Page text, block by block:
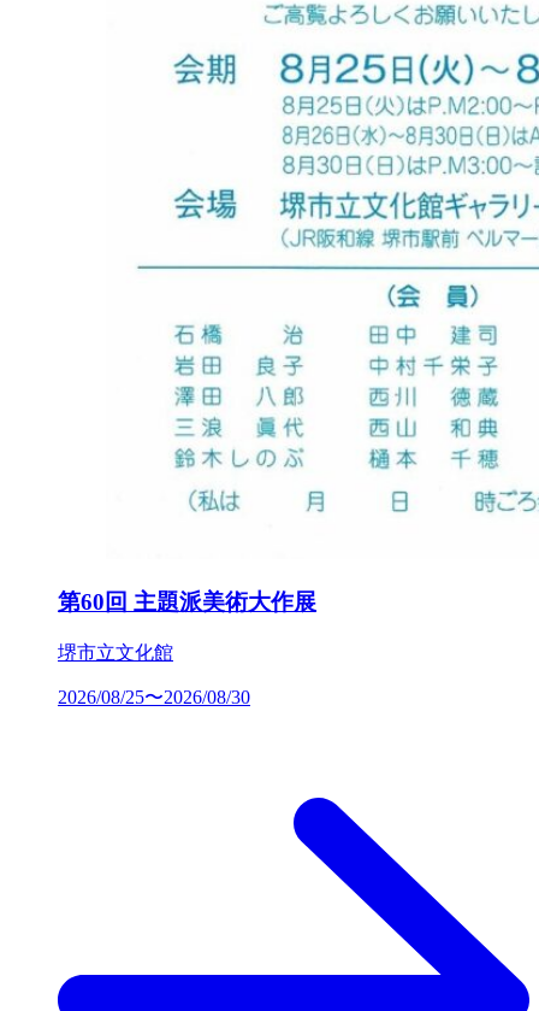
第60回 主題派美術大作展
堺市立文化館
2026/08/25〜2026/08/30